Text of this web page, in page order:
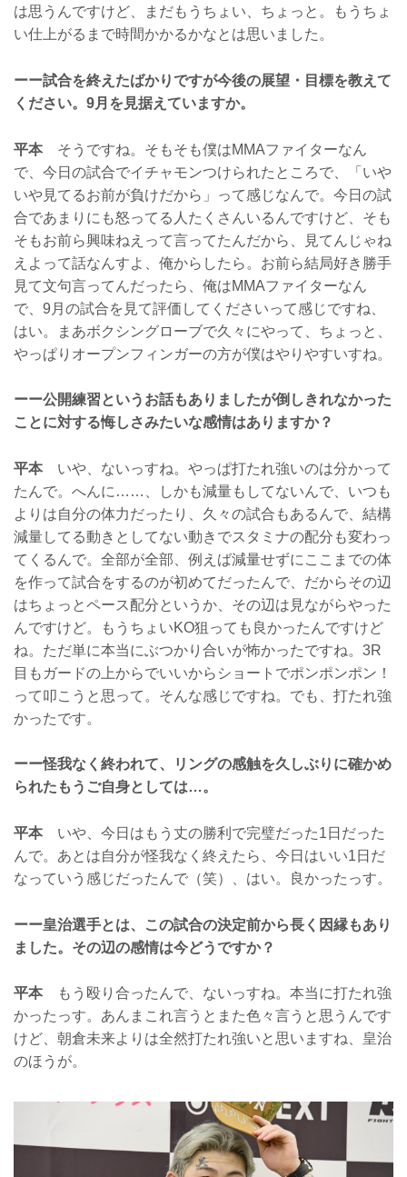
は思うんですけど、まだもうちょい、ちょっと。もうちょ
い仕上がるまで時間かかるかなとは思いました。
ーー試合を終えたばかりですが今後の展望・目標を教えて
ください。9月を見据えていますか。
平本そうですね。そもそも僕はMMAファイターなん
で、今日の試合でイチャモンつけられたところで、「いや
いや見てるお前が負けだから」って感じなんで。今日の試
合であまりにも怒ってる人たくさんいるんですけど、そも
そもお前ら興味ねえって言ってたんだから、見てんじゃね
えよって話なんすよ、俺からしたら。お前ら結局好き勝手
見て文句言ってんだったら、俺はMMAファイターなん
で、9月の試合を見て評価してくださいって感じですね、
はい。まあボクシングローブで久々にやって、ちょっと、
やっぱりオープンフィンガーの方が僕はやりやすいすね。
ーー公開練習というお話もありましたが倒しきれなかった
ことに対する悔しさみたいな感情はありますか？
平本いや、ないっすね。やっぱ打たれ強いのは分かって
たんで。へんに……、しかも減量もしてないんで、いつも
よりは自分の体力だったり、久々の試合もあるんで、結構
減量してる動きとしてない動きでスタミナの配分も変わっ
てくるんで。全部が全部、例えば減量せずにここまでの体
を作って試合をするのが初めてだったんで、だからその辺
はちょっとペース配分というか、その辺は見ながらやった
んですけど。もうちょいKO狙っても良かったんですけど
ね。ただ単に本当にぶつかり合いが怖かったですね。3R
目もガードの上からでいいからショートでポンポンポン！
って叩こうと思って。そんな感じですね。でも、打たれ強
かったです。
ーー怪我なく終われて、リングの感触を久しぶりに確かめ
られたもうご自身としては…。
平本いや、今日はもう丈の勝利で完璧だった1日だった
んで。あとは自分が怪我なく終えたら、今日はいい1日だ
なっていう感じだったんで（笑）、はい。良かったっす。
ーー皇治選手とは、この試合の決定前から長く因縁もあり
ました。その辺の感情は今どうですか？
平本もう殴り合ったんで、ないっすね。本当に打たれ強
かったっす。あんまこれ言うとまた色々言うと思うんです
けど、朝倉未来よりは全然打たれ強いと思いますね、皇治
のほうが。